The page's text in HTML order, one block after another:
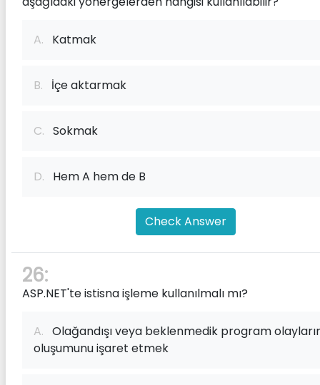
A. Katmak
B. İçe aktarmak
C. Sokmak
D. Hem A hem de B
Check Answer
26:
ASP.NET'te istisna işleme kullanılmalı mı?
A. Olağandışı veya beklenmedik program
oluşumunu işaret etmek